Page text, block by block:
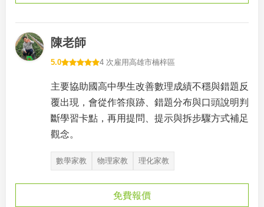
陳老師
5.0 4 次雇用高雄市楠梓區
主要協助國高中學生改善數理成績不穩與錯題反
覆出現，會從作答痕跡、錯題分布與口頭說明判
斷學習卡點，再用提問、提示與拆步驟方式補足
觀念。
數學家教 物理家教 理化家教
免費報價